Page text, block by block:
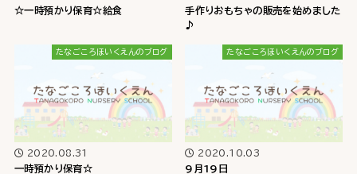
☆一時預かり保育☆給食
手作りおもちゃの販売を始めました
♪
たなごころほいくえんのブログ
2020.08.31
一時預かり保育☆
たなごころほいくえんのブログ
2020.10.03
9月19日